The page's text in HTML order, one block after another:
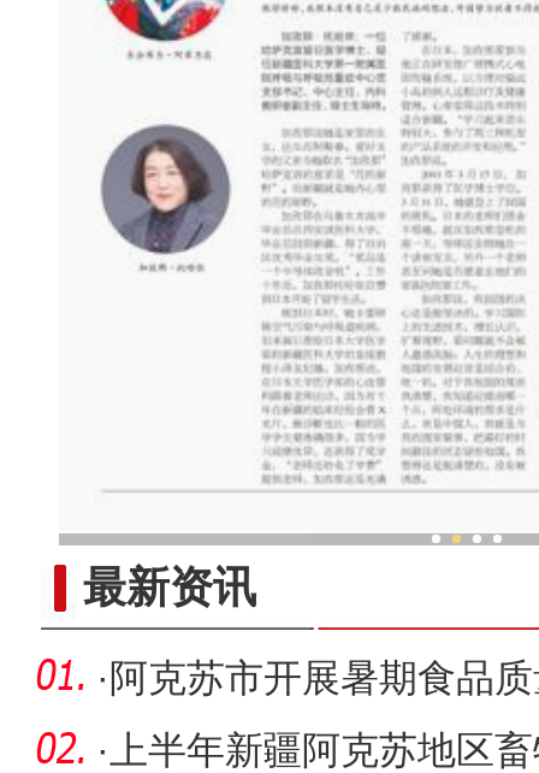
最新资讯
· 阿克苏市开展暑期食品
· 上半年新疆阿克苏地区